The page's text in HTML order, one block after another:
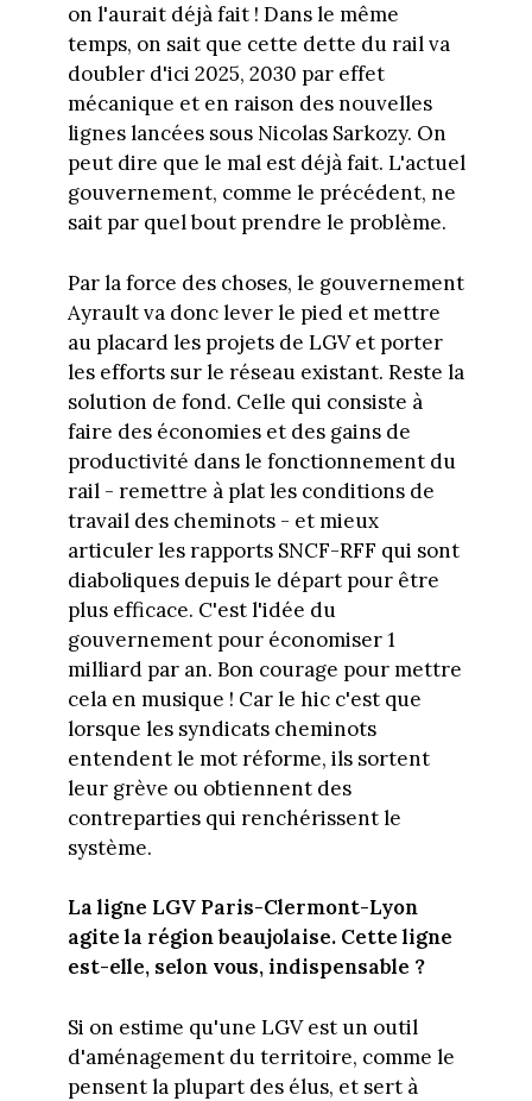
on l'aurait déjà fait ! Dans le même
temps, on sait que cette dette du rail va
doubler d'ici 2025, 2030 par effet
mécanique et en raison des nouvelles
lignes lancées sous Nicolas Sarkozy. On
peut dire que le mal est déjà fait. L'actuel
gouvernement, comme le précédent, ne
sait par quel bout prendre le problème.
Par la force des choses, le gouvernement
Ayrault va donc lever le pied et mettre
au placard les projets de LGV et porter
les efforts sur le réseau existant. Reste la
solution de fond. Celle qui consiste à
faire des économies et des gains de
productivité dans le fonctionnement du
rail - remettre à plat les conditions de
travail des cheminots - et mieux
articuler les rapports SNCF-RFF qui sont
diaboliques depuis le départ pour être
plus efficace. C'est l'idée du
gouvernement pour économiser 1
milliard par an. Bon courage pour mettre
cela en musique ! Car le hic c'est que
lorsque les syndicats cheminots
entendent le mot réforme, ils sortent
leur grève ou obtiennent des
contreparties qui renchérissent le
système.
La ligne LGV Paris-Clermont-Lyon
agite la région beaujolaise. Cette ligne
est-elle, selon vous, indispensable ?
Si on estime qu'une LGV est un outil
d'aménagement du territoire, comme le
pensent la plupart des élus, et sert à